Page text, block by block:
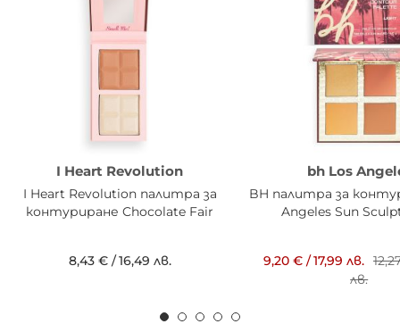
I Heart Revolution
I Heart Revolution палитра за
контуриране Chocolate Fair
8,43 €/16,49 лв.
bh Los
BH палитра за
Angeles Sun
9,20 € /17,99 лв.
лв.